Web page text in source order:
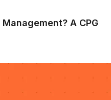
A CPG